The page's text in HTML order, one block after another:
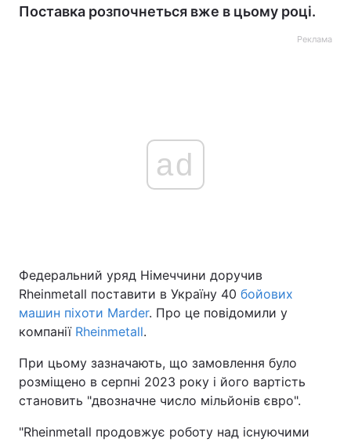
Поставка розпочнеться вже в цьому році.
Реклама
ad
Федеральний уряд Німеччини доручив
Rheinmetall поставити в Україну 40 бойових
машин піхоти Marder. Про це повідомили у
компанії Rheinmetall.
При цьому зазначають, що замовлення було
розміщено в серпні 2023 року і його вартість
становить "двозначне число мільйонів євро".
"Rheinmetall продовжує роботу над існуючими